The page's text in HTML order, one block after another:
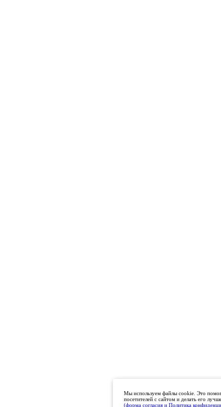
Мы используем файлы cookie. Это
посетителей с сайтом и делать его
(форма согласия и Политика